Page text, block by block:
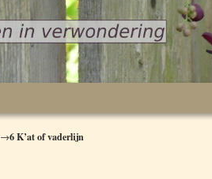
→6 K’at of vaderlijn